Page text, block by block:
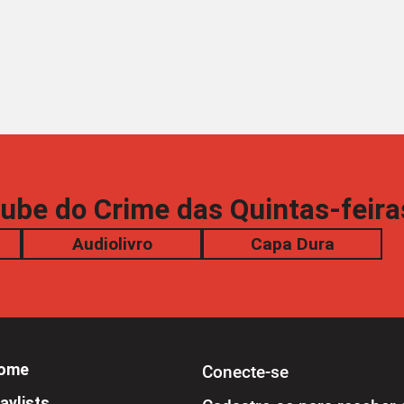
do Crime das Quintas-
Audiolivro Capa Dura
Conecte-se